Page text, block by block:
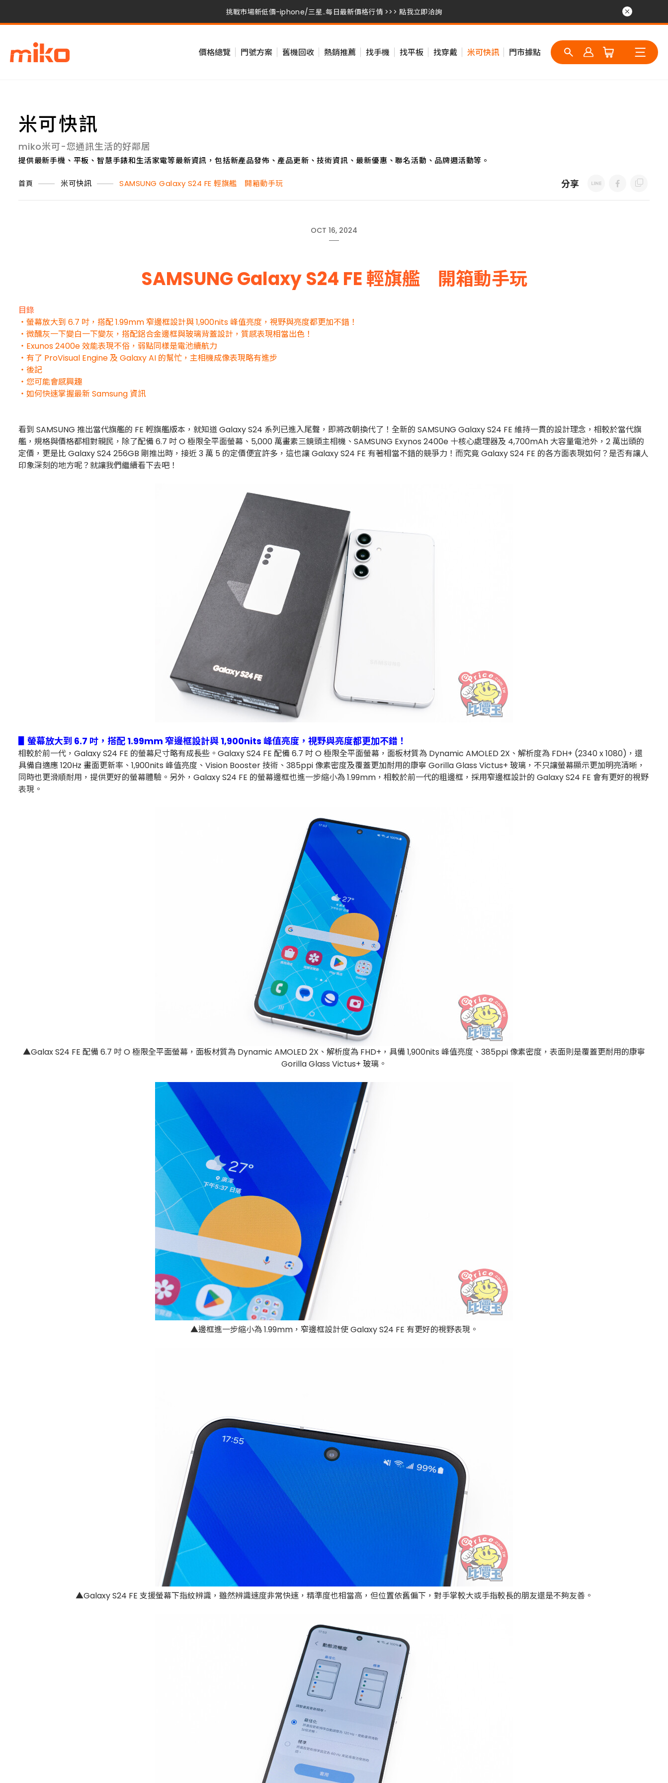
挑戰市場新低價-iphone/三星..每日最新價格行情 >>> 點我立即洽詢
挑戰市場新低價-iphone/三星..每日最新價格行情 >>> 點我立即洽詢
價格總覽 門號方案 舊機回收 熱銷推薦 找手機 找平板 找穿戴 米可快訊 門市據點
米可快訊
miko米可-您通訊生活的好鄰居
提供最新手機、平板、智慧手錶和生活家電等最新資訊，包括新產品發佈、產品更新、技術資訊、最新優惠、聯名活動、品牌週活動等。
首頁 米可快訊 SAMSUNG Galaxy S24 FE 輕旗艦 開箱動手玩 分享
OCT 16, 2024
SAMSUNG Galaxy S24 FE 輕旗艦 開箱動手玩
目錄
・螢幕放大到 6.7 吋，搭配 1.99mm 窄邊框設計與 1,900nits 峰值亮度，視野與亮度都更加不錯！
・微醺灰一下變白一下變灰，搭配鋁合金邊框與玻璃背蓋設計，質感表現相當出色！
・Exunos 2400e 效能表現不俗，弱點同樣是電池續航力
・有了 ProVisual Engine 及 Galaxy AI 的幫忙，主相機成像表現略有進步
・後記
・您可能會感興趣
・如何快速掌握最新 Samsung 資訊
看到 SAMSUNG 推出當代旗艦的 FE 輕旗艦版本，就知道 Galaxy S24 系列已進入尾聲，即將改朝換代了！全新的 SAMSUNG Galaxy S24 FE 維持一貫的設計理念，相較於當代旗
艦，規格與價格都相對親民，除了配備 6.7 吋 O 極限全平面螢幕、5,000 萬畫素三鏡頭主相機、SAMSUNG Exynos 2400e 十核心處理器及 4,700mAh 大容量電池外，2 萬出頭的
定價，更是比 Galaxy S24 256GB 剛推出時，接近 3 萬 5 的定價便宜許多，這也讓 Galaxy S24 FE 有著相當不錯的競爭力！而究竟 Galaxy S24 FE 的各方面表現如何？是否有讓人
印象深刻的地方呢？就讓我們繼續看下去吧！
▋螢幕放大到 6.7 吋，搭配 1.99mm 窄邊框設計與 1,900nits 峰值亮度，視野與亮度都更加不錯！
相較於前一代，Galaxy S24 FE 的螢幕尺寸略有成長些。Galaxy S24 FE 配備 6.7 吋 O 極限全平面螢幕，面板材質為 Dynamic AMOLED 2X、解析度為 FDH+ (2340 x 1080)，還
具備自適應 120Hz 畫面更新率、1,900nits 峰值亮度、Vision Booster 技術、385ppi 像素密度及覆蓋更加耐用的康寧 Gorilla Glass Victus+ 玻璃，不只讓螢幕顯示更加明亮清晰，
同時也更滑順耐用，提供更好的螢幕體驗。另外，Galaxy S24 FE 的螢幕邊框也進一步縮小為 1.99mm，相較於前一代的粗邊框，採用窄邊框設計的 Galaxy S24 FE 會有更好的視野
表現。
▲Galax S24 FE 配備 6.7 吋 O 極限全平面螢幕，面板材質為 Dynamic AMOLED 2X、解析度為 FHD+，具備 1,900nits 峰值亮度、385ppi 像素密度，表面則是覆蓋更耐用的康寧
Gorilla Glass Victus+ 玻璃。
▲邊框進一步縮小為 1.99mm，窄邊框設計使 Galaxy S24 FE 有更好的視野表現。
▲Galaxy S24 FE 支援螢幕下指紋辨識，雖然辨識速度非常快速，精準度也相當高，但位置依舊偏下，對手掌較大或手指較長的朋友還是不夠友善。